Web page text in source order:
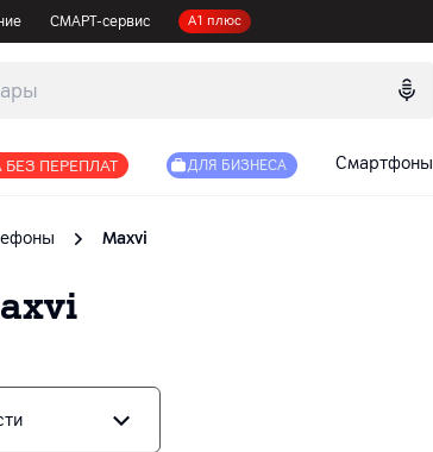
СМАРТ-сервис А1 плюс
ПЕРЕПЛАТ ДЛЯ БИЗНЕСА Смартфоны
Maxvi